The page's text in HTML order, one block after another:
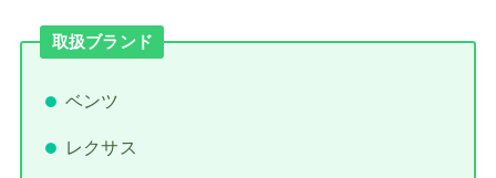
取扱ブランド
ベンツ
レクサス